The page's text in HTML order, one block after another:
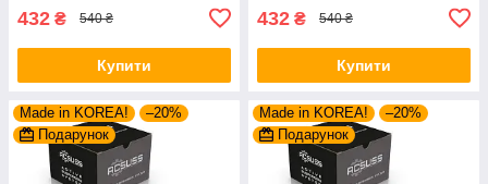
432 ₴ 540 ₴
Купити
432 ₴ 540 ₴
Купити
Made in KOREA!
–20%
Подарунок
Made in KOREA!
–20%
Подарунок